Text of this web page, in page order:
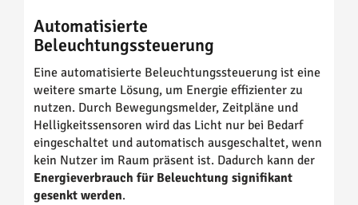
Automatisierte
Beleuchtungssteuerung
Eine automatisierte Beleuchtungssteuerung ist eine
weitere smarte Lösung, um Energie effizienter zu
nutzen. Durch Bewegungsmelder, Zeitpläne und
Helligkeitssensoren wird das Licht nur bei Bedarf
eingeschaltet und automatisch ausgeschaltet, wenn
kein Nutzer im Raum präsent ist. Dadurch kann der
Energieverbrauch für Beleuchtung signifikant
gesenkt werden.